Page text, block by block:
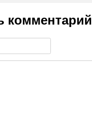
комментарий